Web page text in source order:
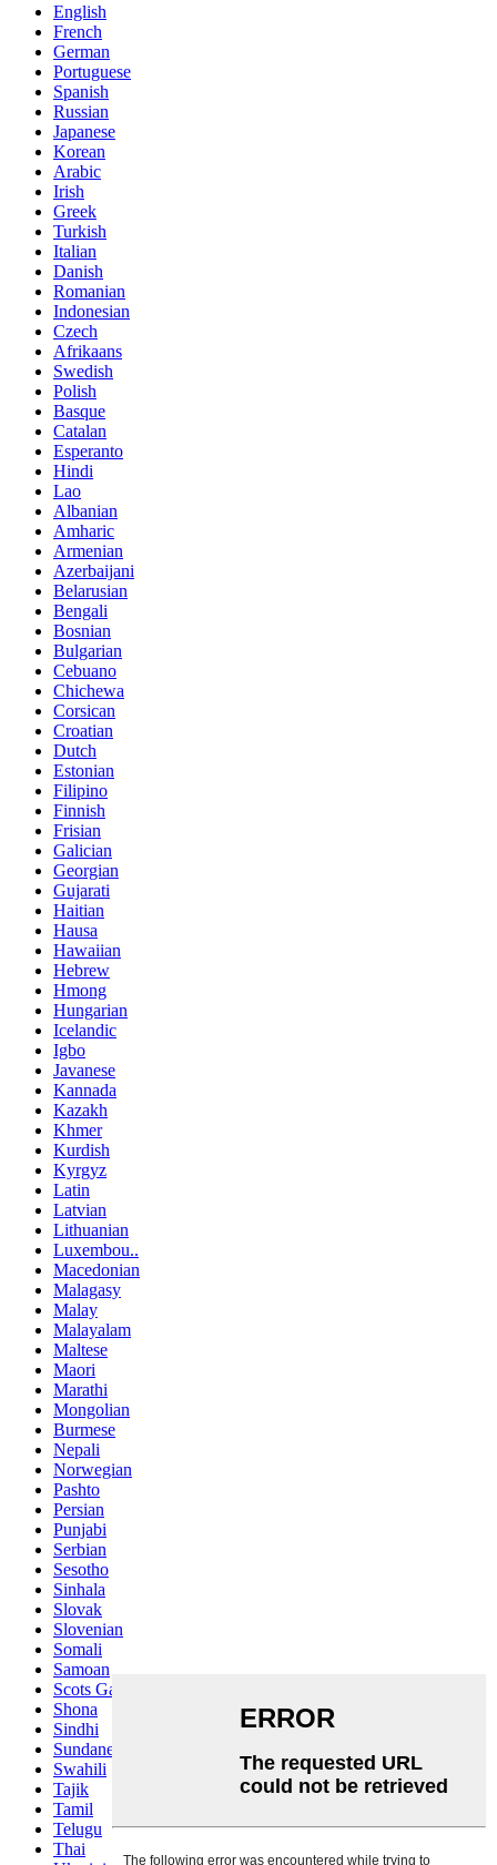
English
French
German
Portuguese
Spanish
Russian
Japanese
Korean
Arabic
Irish
Greek
Turkish
Italian
Danish
Romanian
Indonesian
Czech
Afrikaans
Swedish
Polish
Basque
Catalan
Esperanto
Hindi
Lao
Albanian
Amharic
Armenian
Azerbaijani
Belarusian
Bengali
Bosnian
Bulgarian
Cebuano
Chichewa
Corsican
Croatian
Dutch
Estonian
Filipino
Finnish
Frisian
Galician
Georgian
Gujarati
Haitian
Hausa
Hawaiian
Hebrew
Hmong
Hungarian
Icelandic
Igbo
Javanese
Kannada
Kazakh
Khmer
Kurdish
Kyrgyz
Latin
Latvian
Lithuanian
Luxembou..
Macedonian
Malagasy
Malay
Malayalam
Maltese
Maori
Marathi
Mongolian
Burmese
Nepali
Norwegian
Pashto
Persian
Punjabi
Serbian
Sesotho
Sinhala
Slovak
Slovenian
Somali
Samoan
Scots Gaelic
Shona
Sindhi
Sundanese
Swahili
Tajik
Tamil
Telugu
Thai